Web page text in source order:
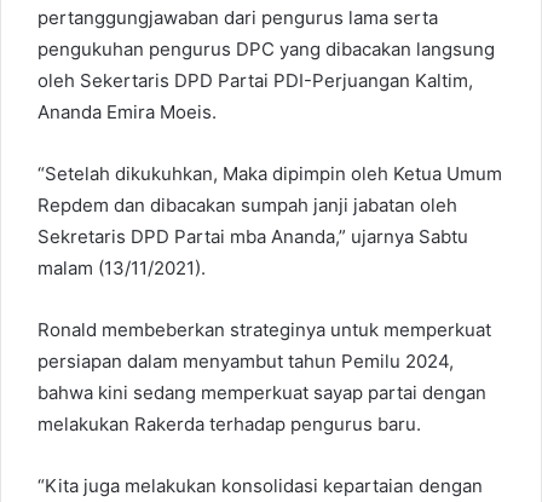
pertanggungjawaban dari pengurus lama serta
pengukuhan pengurus DPC yang dibacakan langsung
oleh Sekertaris DPD Partai PDI-Perjuangan Kaltim,
Ananda Emira Moeis.
“Setelah dikukuhkan, Maka dipimpin oleh Ketua Umum
Repdem dan dibacakan sumpah janji jabatan oleh
Sekretaris DPD Partai mba Ananda,” ujarnya Sabtu
malam (13/11/2021).
Ronald membeberkan strateginya untuk memperkuat
persiapan dalam menyambut tahun Pemilu 2024,
bahwa kini sedang memperkuat sayap partai dengan
melakukan Rakerda terhadap pengurus baru.
“Kita juga melakukan konsolidasi kepartaian dengan